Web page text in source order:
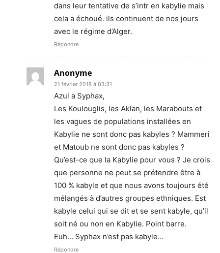
dans leur tentative de s’intr en kabylie mais
cela a échoué. ils continuent de nos jours
avec le régime d’Alger.
Répondre
Anonyme
21 février 2018 à 03:31
Azul a Syphax,
Les Koulouglis, les Aklan, les Marabouts et
les vagues de populations installées en
Kabylie ne sont donc pas kabyles ? Mammeri
et Matoub ne sont donc pas kabyles ?
Qu’est-ce que la Kabylie pour vous ? Je crois
que personne ne peut se prétendre être à
100 % kabyle et que nous avons toujours été
mélangés à d’autres groupes ethniques. Est
kabyle celui qui se dit et se sent kabyle, qu’il
soit né ou non en Kabylie. Point barre.
Euh… Syphax n’est pas kabyle…
Répondre